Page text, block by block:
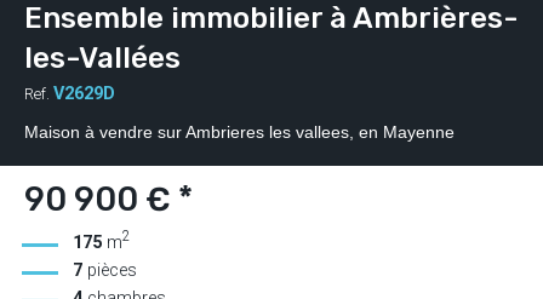
Ensemble immobilier à Ambrières-
les-Vallées
Ref. V2629D
Maison à vendre sur Ambrieres les vallees, en Mayenne
90 900 € *
175 m2
7 pièces